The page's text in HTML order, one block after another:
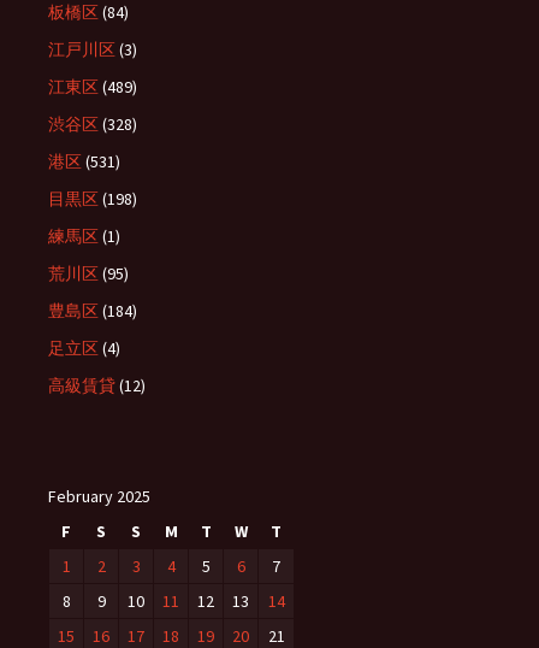
板橋区(84)
江戸川区(3)
江東区(489)
渋谷区(328)
港区(531)
目黒区(198)
練馬区(1)
荒川区(95)
豊島区(184)
足立区(4)
高級賃貸(12)
February 2025
F
S S M T W T
1 2 3 4 5 6
7
8
9 10 11 12 13
14
15
16 17 18 19 20
21